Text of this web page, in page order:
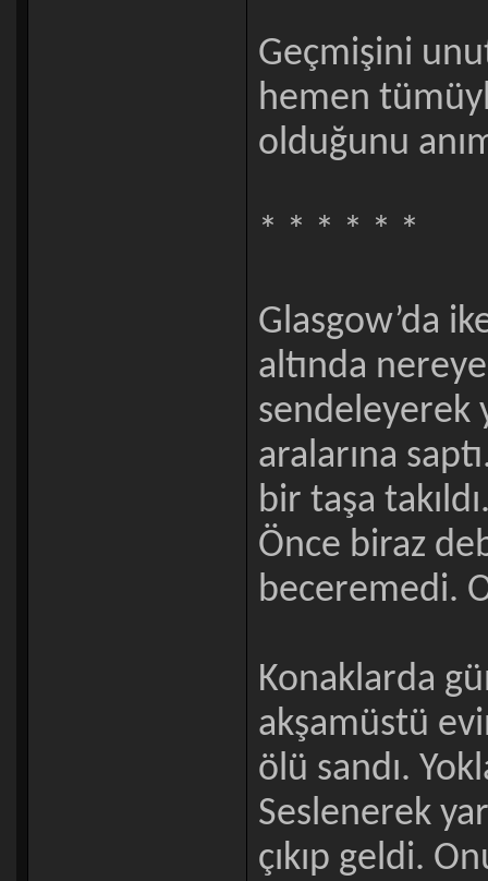
Geçmişini
hemen
olduğunu
* * * * * *
Glasgow’da
altında
sendeleyerek
aralarına
bir taşa
Önce biraz
beceremedi.
Konaklarda
akşamüstü
ölü sandı.
Seslenerek
çıkıp geldi.